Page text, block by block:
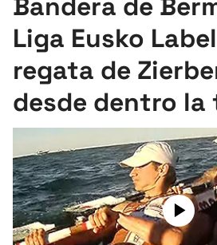
Pelota
Remo
Ciclismo
Herri-kirolak
Bandera de
Liga Eusko
regata de
desde dentro la